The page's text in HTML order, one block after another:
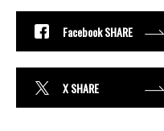
Facebook SHARE
X SHARE